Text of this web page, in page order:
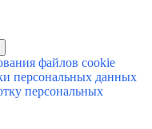
файлов cookie
персональных данных
персональных